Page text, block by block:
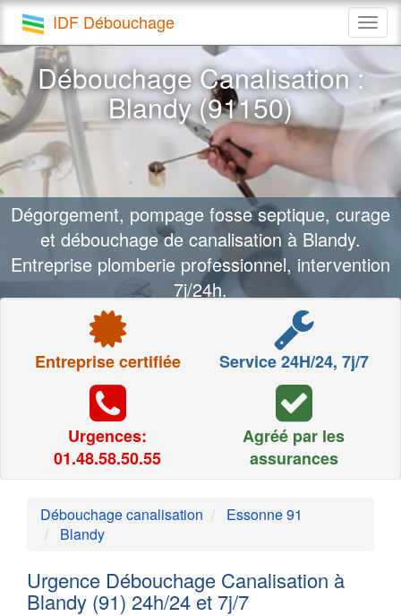
IDF Débouchage
Débouchage Canalisation :
Blandy (91150)
Dégorgement, pompage fosse septique, curage
et débouchage de canalisation à Blandy.
Entreprise plomberie professionnel, intervention
7j/24h.
Entreprise certifiée Service 24H/24, 7j/7
Urgences:
01.48.58.50.55
Agréé par les
assurances
Débouchage canalisation
Essonne 91
Blandy
Urgence Débouchage Canalisation à
Blandy (91) 24h/24 et 7j/7